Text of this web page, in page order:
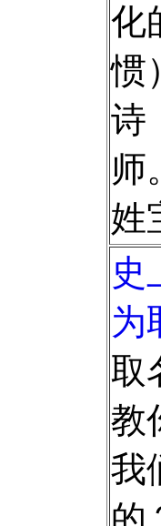
化
惯
诗
师
姓
史
为
取
教
我
的